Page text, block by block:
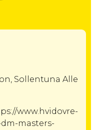
Sollentuna Alle
www.hvidovre-
masters-